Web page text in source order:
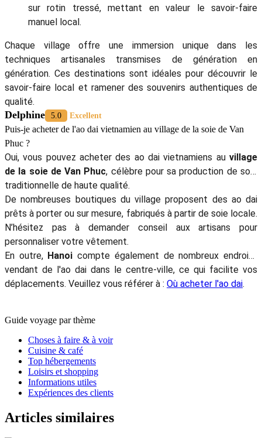
sur rotin tressé, mettant en valeur le savoir-faire
manuel local.
Chaque village offre une immersion unique dans les
techniques artisanales transmises de génération en
génération. Ces destinations sont idéales pour découvrir le
savoir-faire local et ramener des souvenirs authentiques de
qualité.
Delphine 5.0 Excellent
Puis-je acheter de l'ao dai vietnamien au village de la soie de Van
Phuc ?
Oui, vous pouvez acheter des ao dai vietnamiens au village
de la soie de Van Phuc, célèbre pour sa production de soie
traditionnelle de haute qualité.
De nombreuses boutiques du village proposent des ao dai
prêts à porter ou sur mesure, fabriqués à partir de soie locale.
N’hésitez pas à demander conseil aux artisans pour
personnaliser votre vêtement.
En outre, Hanoi compte également de nombreux endroits
vendant de l'ao dai dans le centre-ville, ce qui facilite vos
déplacements. Veuillez vous référer à : Où acheter l'ao dai.
Guide voyage par thème
Choses à faire & à voir
Cuisine & café
Top hébergements
Loisirs et shopping
Informations utiles
Expériences des clients
Articles similaires